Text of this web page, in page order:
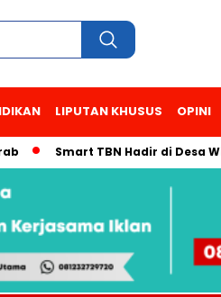
LIPUTAN KHUSUS OPINI
Smart TBN Hadir di Desa Wisata